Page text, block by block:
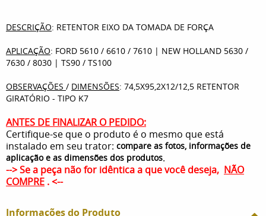
DESCRIÇÃO: RETENTOR EIXO DA TOMADA DE FORÇA
APLICAÇÃO: FORD 5610 / 6610 / 7610 | NEW HOLLAND 5630 /
7630 / 8030 | TS90 / TS100
OBSERVAÇÕES / DIMENSÕES: 74,5X95,2X12/12,5 RETENTOR
GIRATÓRIO - TIPO K7
ANTES DE FINALIZAR O PEDIDO:
Certifique-se que o produto é o mesmo que está
instalado em seu trator: compare as fotos, informações de
aplicação e as dimensões dos produtos.
--> Se a peça não for idêntica a que você deseja, NÃO
COMPRE . <--
Informações do Produto